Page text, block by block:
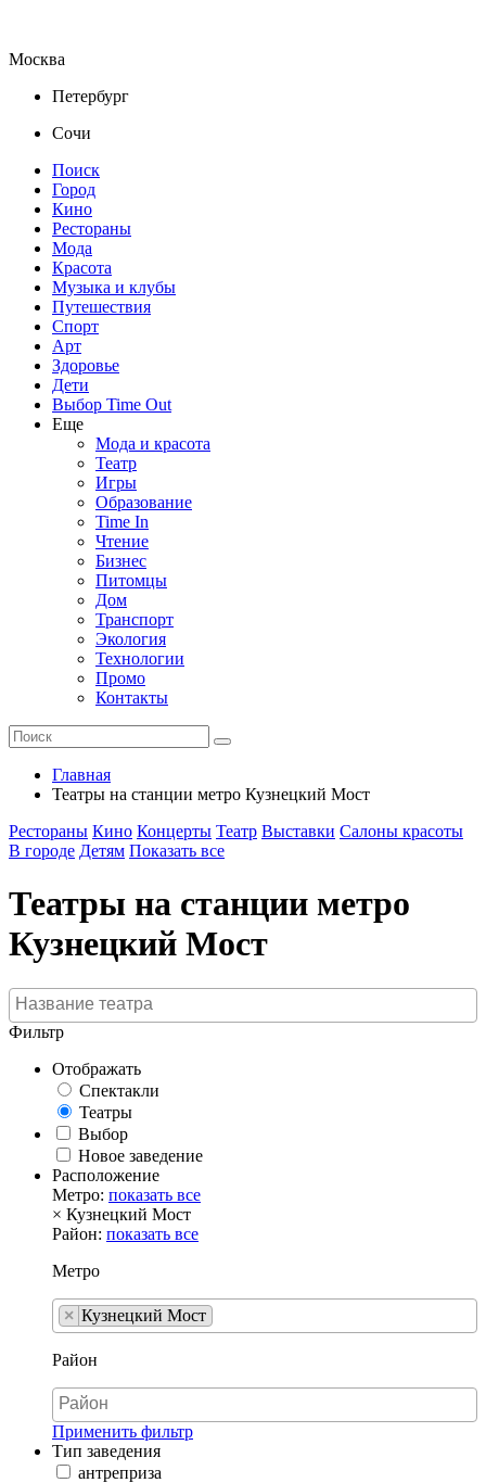
Москва
Петербург
Сочи
Поиск
Город
Кино
Рестораны
Мода
Красота
Музыка и клубы
Путешествия
Спорт
Арт
Здоровье
Дети
Выбор Time Out
Еще
Мода и красота
Театр
Игры
Образование
Time In
Чтение
Бизнес
Питомцы
Дом
Транспорт
Экология
Технологии
Промо
Контакты
Главная
Театры на станции метро Кузнецкий Мост
Рестораны Кино Концерты Театр Выставки Салоны красоты
В городе Детям Показать все
Театры на станции метро
Кузнецкий Мост
Фильтр
Отображать
Спектакли
Театры
Выбор
Новое заведение
Расположение
Метро: показать все
× Кузнецкий Мост
Район: показать все
Метро
× Кузнецкий Мост
Район
Применить фильтр
Тип заведения
антреприза